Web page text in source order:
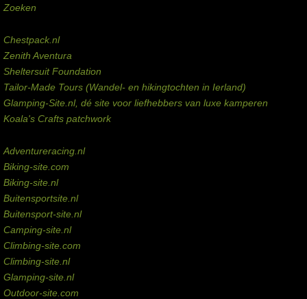
Zoeken
Chestpack.nl
Zenith Aventura
Sheltersuit Foundation
Tailor-Made Tours (Wandel- en hikingtochten in Ierland)
Glamping-Site.nl, dé site voor liefhebbers van luxe kamperen
Koala's Crafts patchwork
Adventureracing.nl
Biking-site.com
Biking-site.nl
Buitensportsite.nl
Buitensport-site.nl
Camping-site.nl
Climbing-site.com
Climbing-site.nl
Glamping-site.nl
Outdoor-site.com